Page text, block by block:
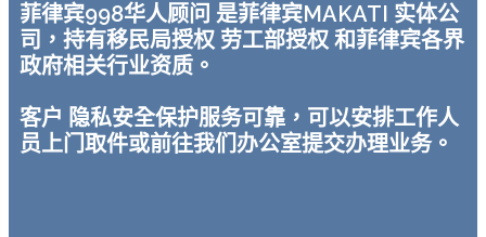
菲律宾998华人顾问 是菲律宾MAKATI 实体公
司，持有移民局授权 劳工部授权 和菲律宾各界
政府相关行业资质。
客户 隐私安全保护服务可靠，可以安排工作人
员上门取件或前往我们办公室提交办理业务。